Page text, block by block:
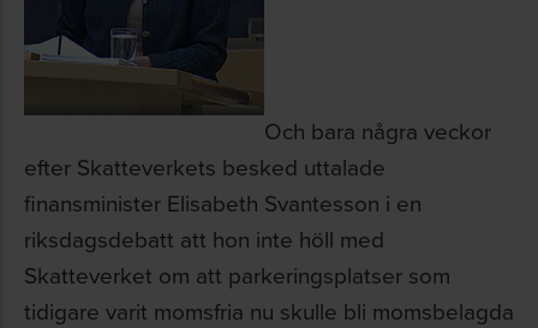
Och bara några veckor
efter Skatteverkets besked uttalade
finansminister Elisabeth Svantesson i en
riksdagsdebatt att hon inte höll med
Skatteverket om att parkeringsplatser som
tidigare varit momsfria nu skulle bli momsbelagda